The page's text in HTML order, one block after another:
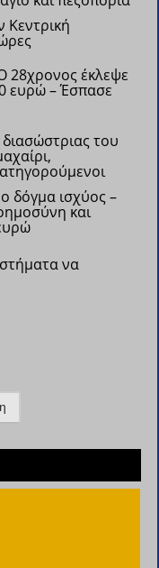
Κεντρική
28χρονος έκλεψε
ευρώ – Έσπασε
του
δόγμα ισχύος –
και
να